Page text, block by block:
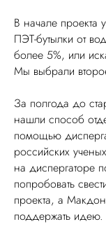
В начале проекта
ПЭТ-бутылки от
более 5%, или
Мы выбрали
За полгода до
нашли способ
помощью
российских
на
попробовать
проекта, а
поддержать идею.